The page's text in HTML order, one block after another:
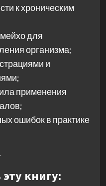
к хроническим
для
организма;
и
применения
ошибок в практике
книгу: